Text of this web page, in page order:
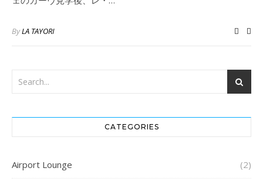
ByLA TAYORI
CATEGORIES
Airport Lounge (2)